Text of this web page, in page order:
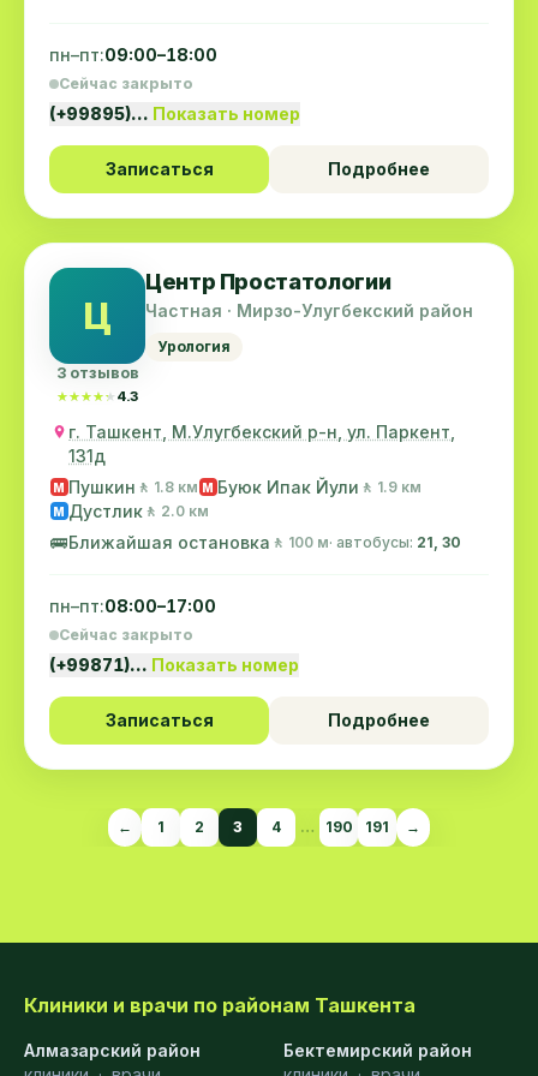
пн–пт:09:00–18:00
Сейчас закрыто
(+99895)… Показать номер
Записаться Подробнее
Ц
3 отзывов
★★★★★
★★★★★ 4.3
Центр Простатологии
Частная · Мирзо-Улугбекский район
Урология
г. Ташкент, М.Улугбекский р-н, ул. Паркент,
131д
M Пушкин 🚶 1.8 км M Буюк Ипак Йули 🚶 1.9 км
M Дустлик 🚶 2.0 км
🚌Ближайшая остановка 🚶 100 м· автобусы: 21, 30
пн–пт:08:00–17:00
Сейчас закрыто
(+99871)… Показать номер
Записаться Подробнее
← 1 2 3 4 … 190 191 →
Клиники и врачи по районам Ташкента
Алмазарский район
Бектемирский район